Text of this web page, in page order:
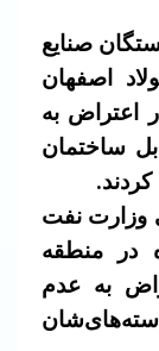
صنایع
اصفهان
اعتراض به
ساختمان
وزارت نفت
در منطقه
به عدم